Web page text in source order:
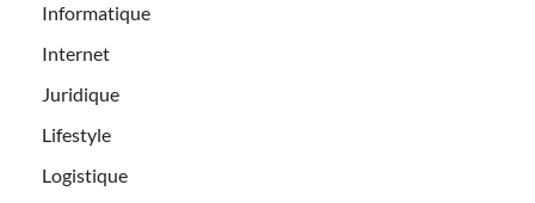
Informatique
Internet
Juridique
Lifestyle
Logistique